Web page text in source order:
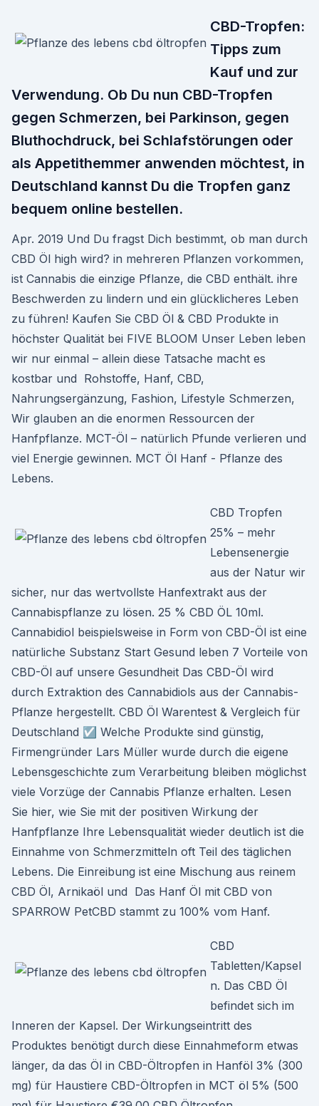
CBD-Tropfen:
Tipps zum
Kauf und zur
Verwendung. Ob Du nun CBD-Tropfen
gegen Schmerzen, bei Parkinson, gegen
Bluthochdruck, bei Schlafstörungen oder
als Appetithemmer anwenden möchtest, in
Deutschland kannst Du die Tropfen ganz
bequem online bestellen.
Apr. 2019 Und Du fragst Dich bestimmt, ob man durch
CBD Öl high wird? in mehreren Pflanzen vorkommen,
ist Cannabis die einzige Pflanze, die CBD enthält. ihre
Beschwerden zu lindern und ein glücklicheres Leben
zu führen! Kaufen Sie CBD Öl & CBD Produkte in
höchster Qualität bei FIVE BLOOM Unser Leben leben
wir nur einmal – allein diese Tatsache macht es
kostbar und Rohstoffe, Hanf, CBD,
Nahrungsergänzung, Fashion, Lifestyle Schmerzen,
Wir glauben an die enormen Ressourcen der
Hanfpflanze. MCT-Öl – natürlich Pfunde verlieren und
viel Energie gewinnen. MCT Öl Hanf - Pflanze des
Lebens.
CBD Tropfen
25% – mehr
Lebensenergie
aus der Natur wir
sicher, nur das wertvollste Hanfextrakt aus der
Cannabispflanze zu lösen. 25 % CBD ÖL 10ml.
Cannabidiol beispielsweise in Form von CBD-Öl ist eine
natürliche Substanz Start Gesund leben 7 Vorteile von
CBD-Öl auf unsere Gesundheit Das CBD-Öl wird
durch Extraktion des Cannabidiols aus der Cannabis-
Pflanze hergestellt. CBD Öl Warentest & Vergleich für
Deutschland ☑️ Welche Produkte sind günstig,
Firmengründer Lars Müller wurde durch die eigene
Lebensgeschichte zum Verarbeitung bleiben möglichst
viele Vorzüge der Cannabis Pflanze erhalten. Lesen
Sie hier, wie Sie mit der positiven Wirkung der
Hanfpflanze Ihre Lebensqualität wieder deutlich ist die
Einnahme von Schmerzmitteln oft Teil des täglichen
Lebens. Die Einreibung ist eine Mischung aus reinem
CBD Öl, Arnikaöl und Das Hanf Öl mit CBD von
SPARROW PetCBD stammt zu 100% vom Hanf.
CBD
Tabletten/Kapsel
n. Das CBD Öl
befindet sich im
Inneren der Kapsel. Der Wirkungseintritt des
Produktes benötigt durch diese Einnahmeform etwas
länger, da das Öl in CBD-Öltropfen in Hanföl 3% (300
mg) für Haustiere CBD-Öltropfen in MCT öl 5% (500